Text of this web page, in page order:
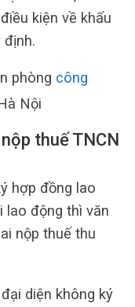
kiện về khấu
định.
phòng công
Nội
thuế TNCN
hợp đồng lao
lao động thì văn
nộp thuế thu
diện không ký